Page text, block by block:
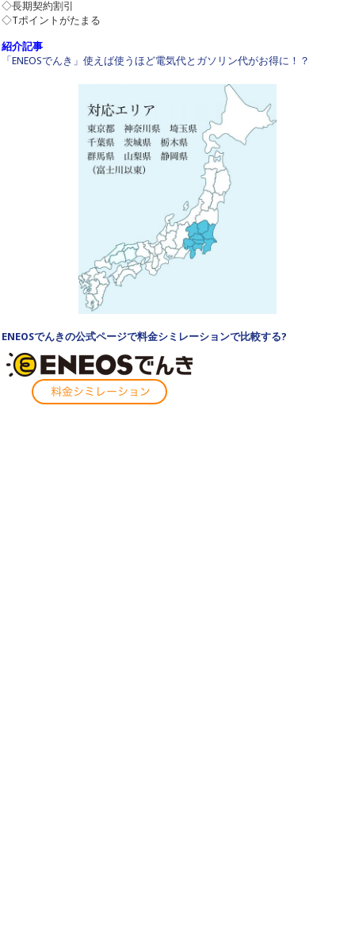
◇長期契約割引
◇Tポイントがたまる
紹介記事
「ENEOSでんき」使えば使うほど電気代とガソリン代がお得に！？
ENEOSでんきの公式ページで料金シミレーションで比較する?